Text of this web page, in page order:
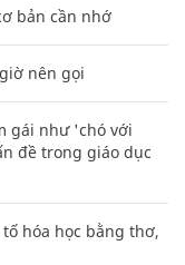
bản cần nhớ
nên gọi
gái như 'chó với
đề trong giáo dục
hóa học bằng thơ,